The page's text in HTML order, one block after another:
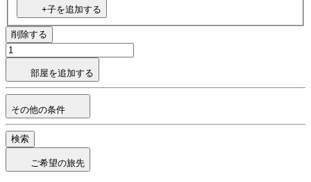
+子を追加する
削除する
部屋を追加する
その他の条件
検索
ご希望の旅先